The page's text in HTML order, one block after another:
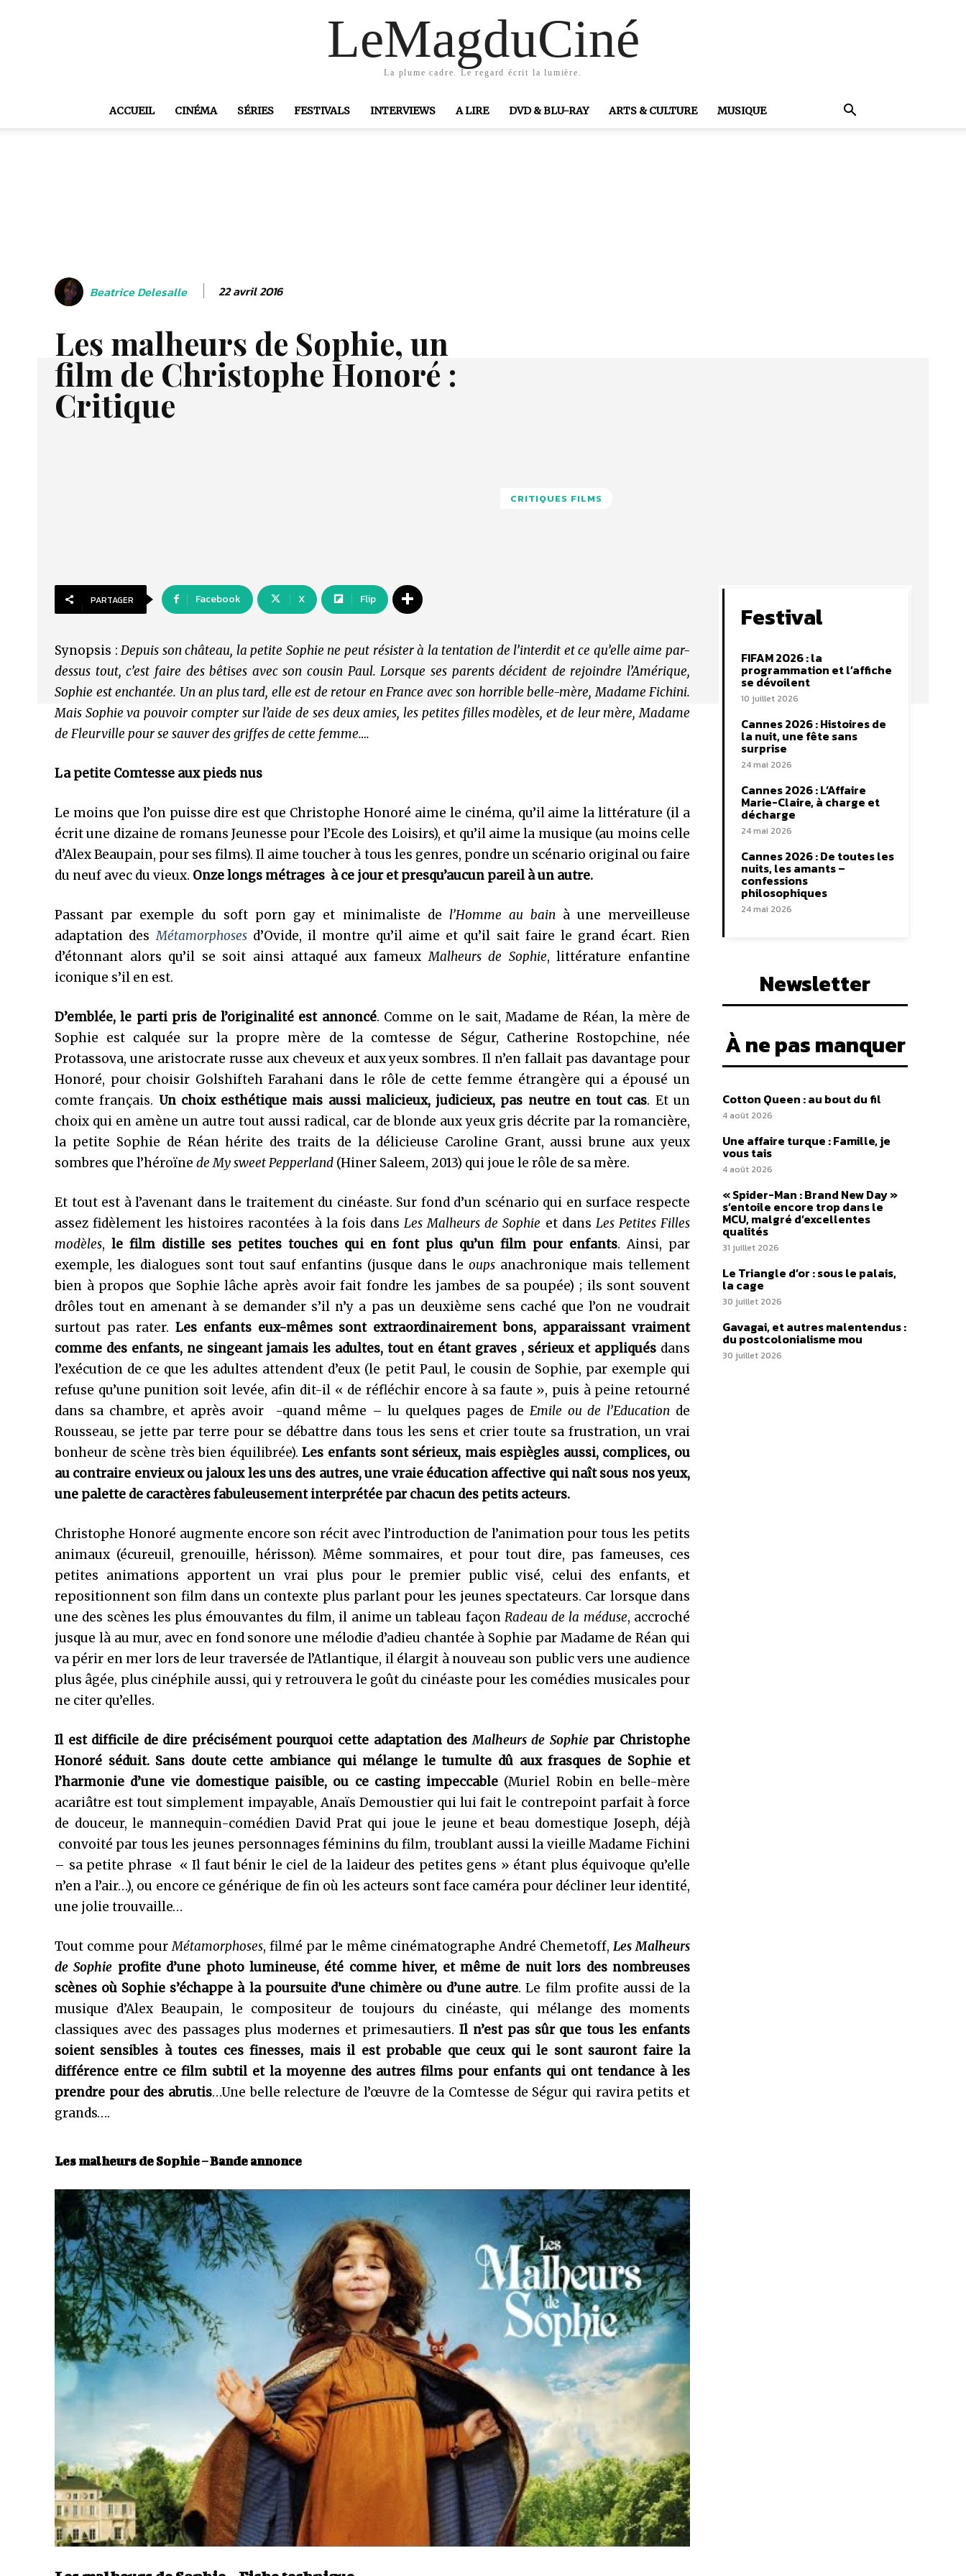
LeMagduCiné
La plume cadre. Le regard écrit la lumière.
ACCUEIL CINÉMA SÉRIES FESTIVALS INTERVIEWS A LIRE DVD & BLU-RAY ARTS & CULTURE MUSIQUE
Beatrice Delesalle 22 avril 2016
Les malheurs de Sophie, un
film de Christophe Honoré :
Critique
CRITIQUES FILMS
PARTAGER Facebook X Flip
Synopsis : Depuis son château, la petite Sophie ne peut résister à la tentation de l’interdit et ce qu’elle aime par-
dessus tout, c’est faire des bêtises avec son cousin Paul. Lorsque ses parents décident de rejoindre l’Amérique,
Sophie est enchantée. Un an plus tard, elle est de retour en France avec son horrible belle-mère, Madame Fichini.
Mais Sophie va pouvoir compter sur l’aide de ses deux amies, les petites filles modèles, et de leur mère, Madame
de Fleurville pour se sauver des griffes de cette femme….
La petite Comtesse aux pieds nus
Le moins que l’on puisse dire est que Christophe Honoré aime le cinéma, qu’il aime la littérature (il a
écrit une dizaine de romans Jeunesse pour l’Ecole des Loisirs), et qu’il aime la musique (au moins celle
d’Alex Beaupain, pour ses films). Il aime toucher à tous les genres, pondre un scénario original ou faire
du neuf avec du vieux. Onze longs métrages à ce jour et presqu’aucun pareil à un autre.
Passant par exemple du soft porn gay et minimaliste de l’Homme au bainà une merveilleuse
adaptation desMétamorphosesd’Ovide, il montre qu’il aime et qu’il sait faire le grand écart. Rien
d’étonnant alors qu’il se soit ainsi attaqué aux fameuxMalheurs de Sophie, littérature enfantine
iconique s’il en est.
D’emblée, le parti pris de l’originalité est annoncé. Comme on le sait, Madame de Réan, la mère de
Sophie est calquée sur la propre mère de la comtesse de Ségur, Catherine Rostopchine, née
Protassova, une aristocrate russe aux cheveux et aux yeux sombres. Il n’en fallait pas davantage pour
Honoré, pour choisir Golshifteh Farahani dans le rôle de cette femme étrangère qui a épousé un
comte français. Un choix esthétique mais aussi malicieux, judicieux, pas neutre en tout cas. Et un
choix qui en amène un autre tout aussi radical, car de blonde aux yeux gris décrite par la romancière,
la petite Sophie de Réan hérite des traits de la délicieuse Caroline Grant, aussi brune aux yeux
sombres que l’héroïne de My sweet Pepperland (Hiner Saleem, 2013) qui joue le rôle de sa mère.
Et tout est à l’avenant dans le traitement du cinéaste. Sur fond d’un scénario qui en surface respecte
assez fidèlement les histoires racontées à la fois dansLes Malheurs de Sophie et dans Les Petites Filles
modèles, le film distille ses petites touches qui en font plus qu’un film pour enfants. Ainsi, par
exemple, les dialogues sont tout sauf enfantins (jusque dans le oups anachronique mais tellement
bien à propos que Sophie lâche après avoir fait fondre les jambes de sa poupée) ; ils sont souvent
drôles tout en amenant à se demander s’il n’y a pas un deuxième sens caché que l’on ne voudrait
surtout pas rater. Les enfants eux-mêmes sont extraordinairement bons, apparaissant vraiment
comme des enfants, ne singeant jamais les adultes, tout en étant graves , sérieux et appliqués dans
l’exécution de ce que les adultes attendent d’eux (le petit Paul, le cousin de Sophie, par exemple qui
refuse qu’une punition soit levée, afin dit-il « de réfléchir encore à sa faute », puis à peine retourné
dans sa chambre, et après avoir -quand même – lu quelques pages de Emile ou de l’Education de
Rousseau, se jette par terre pour se débattre dans tous les sens et crier toute sa frustration, un vrai
bonheur de scène très bien équilibrée).Les enfants sont sérieux, mais espiègles aussi, complices, ou
au contraire envieux ou jaloux les uns des autres, une vraie éducation affective qui naît sous nos yeux,
une palette de caractères fabuleusement interprétée par chacun des petits acteurs.
Christophe Honoré augmente encore son récit avec l’introduction de l’animation pour tous les petits
animaux (écureuil, grenouille, hérisson). Même sommaires, et pour tout dire, pas fameuses, ces
petites animations apportent un vrai plus pour le premier public visé, celui des enfants, et
repositionnent son film dans un contexte plus parlant pour les jeunes spectateurs. Car lorsque dans
une des scènes les plus émouvantes du film, il anime un tableau façon Radeau de la méduse, accroché
jusque là au mur, avec en fond sonore une mélodie d’adieu chantée à Sophie par Madame de Réan qui
va périr en mer lors de leur traversée de l’Atlantique, il élargit à nouveau son public vers une audience
plus âgée, plus cinéphile aussi, qui y retrouvera le goût du cinéaste pour les comédies musicales pour
ne citer qu’elles.
Il est difficile de dire précisément pourquoi cette adaptation desMalheurs de Sophiepar Christophe
Honoré séduit. Sans doute cette ambiance qui mélange le tumulte dû aux frasques de Sophie et
l’harmonie d’une vie domestique paisible, ou ce casting impeccable (Muriel Robin en belle-mère
acariâtre est tout simplement impayable, Anaïs Demoustier qui lui fait le contrepoint parfait à force
de douceur, le mannequin-comédien David Prat qui joue le jeune et beau domestique Joseph, déjà
convoité par tous les jeunes personnages féminins du film, troublant aussi la vieille Madame Fichini
– sa petite phrase « Il faut bénir le ciel de la laideur des petites gens » étant plus équivoque qu’elle
n’en a l’air…), ou encore ce générique de fin où les acteurs sont face caméra pour décliner leur identité,
une jolie trouvaille…
Tout comme pourMétamorphoses, filmé par le même cinématographe André Chemetoff, Les Malheurs
de Sophie profite d’une photo lumineuse, été comme hiver, et même de nuit lors des nombreuses
scènes où Sophie s’échappe à la poursuite d’une chimère ou d’une autre. Le film profite aussi de la
musique d’Alex Beaupain, le compositeur de toujours du cinéaste, qui mélange des moments
classiques avec des passages plus modernes et primesautiers. Il n’est pas sûr que tous les enfants
soient sensibles à toutes ces finesses, mais il est probable que ceux qui le sont sauront faire la
différence entre ce film subtil et la moyenne des autres films pour enfants qui ont tendance à les
prendre pour des abrutis…Une belle relecture de l’œuvre de la Comtesse de Ségur qui ravira petits et
grands….
Les malheurs de Sophie – Bande annonce
Festival
FIFAM 2026 : la
programmation et l’affiche
se dévoilent
10 juillet 2026
Cannes 2026 : Histoires de
la nuit, une fête sans
surprise
24 mai 2026
Cannes 2026 : L’Affaire
Marie-Claire, à charge et
décharge
24 mai 2026
Cannes 2026 : De toutes les
nuits, les amants –
confessions
philosophiques
24 mai 2026
Newsletter
À ne pas manquer
Cotton Queen : au bout du fil
4 août 2026
Une affaire turque : Famille, je
vous tais
4 août 2026
« Spider-Man : Brand New Day »
s’entoile encore trop dans le
MCU, malgré d’excellentes
qualités
31 juillet 2026
Le Triangle d’or : sous le palais,
la cage
30 juillet 2026
Gavagai, et autres malentendus :
du postcolonialisme mou
30 juillet 2026